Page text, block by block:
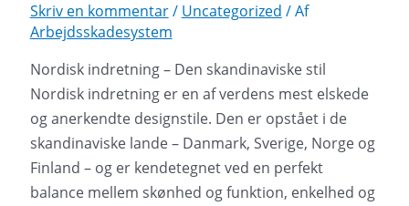
Skriv en kommentar/ Uncategorized / Af
Arbejdsskadesystem
Nordisk indretning – Den skandinaviske stil
Nordisk indretning er en af verdens mest elskede
og anerkendte designstile. Den er opstået i de
skandinaviske lande – Danmark, Sverige, Norge og
Finland – og er kendetegnet ved en perfekt
balance mellem skønhed og funktion, enkelhed og